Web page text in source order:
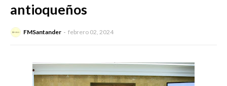
antioqueños
FMSantander febrero 02, 2024